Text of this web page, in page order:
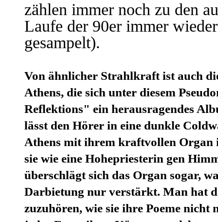
zählen immer noch zu den
Laufe der 90er immer
gesampelt).
Von ähnlicher Strahlkraft ist auch
Athens, die sich unter diesem
Reflektions" ein herausragendes
lässt den Hörer in eine dunkle
Athens mit ihrem kraftvollen Organ
sie wie eine Hohepriesterin gen
überschlägt sich das Organ sogar,
Darbietung nur verstärkt. Man hat
zuzuhören, wie sie ihre Poeme